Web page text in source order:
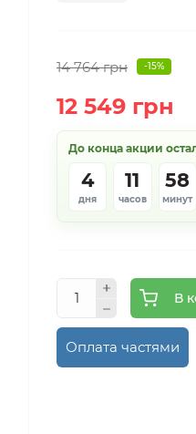
14 764 грн -15%
12 549 грн
До конца акции
4
дня
11
часов
58
минут
В
Оплата частями